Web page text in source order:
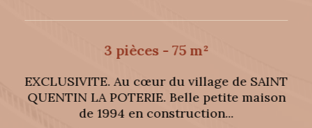
3 pièces - 75 m²
EXCLUSIVITE. Au cœur du village de SAINT
QUENTIN LA POTERIE. Belle petite maison
de 1994 en construction...